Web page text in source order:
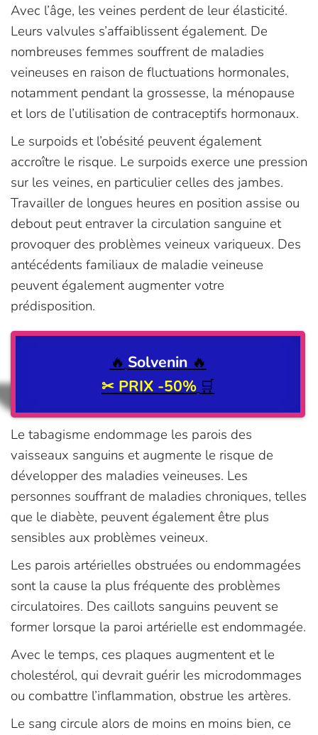
Avec l’âge, les veines perdent de leur élasticité.
Leurs valvules s’affaiblissent également. De
nombreuses femmes souffrent de maladies
veineuses en raison de fluctuations hormonales,
notamment pendant la grossesse, la ménopause
et lors de l’utilisation de contraceptifs hormonaux.
Le surpoids et l’obésité peuvent également
accroître le risque. Le surpoids exerce une pression
sur les veines, en particulier celles des jambes.
Travailler de longues heures en position assise ou
debout peut entraver la circulation sanguine et
provoquer des problèmes veineux variqueux. Des
antécédents familiaux de maladie veineuse
peuvent également augmenter votre
prédisposition.
🔥 Solvenin 🔥
✂ PRIX -50% 🛒
Le tabagisme endommage les parois des
vaisseaux sanguins et augmente le risque de
développer des maladies veineuses. Les
personnes souffrant de maladies chroniques, telles
que le diabète, peuvent également être plus
sensibles aux problèmes veineux.
Les parois artérielles obstruées ou endommagées
sont la cause la plus fréquente des problèmes
circulatoires. Des caillots sanguins peuvent se
former lorsque la paroi artérielle est endommagée.
Avec le temps, ces plaques augmentent et le
cholestérol, qui devrait guérir les microdommages
ou combattre l’inflammation, obstrue les artères.
Le sang circule alors de moins en moins bien, ce